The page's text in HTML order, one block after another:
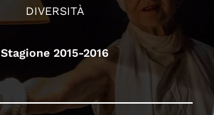
DIVERSITÀ
Stagione 2015-2016